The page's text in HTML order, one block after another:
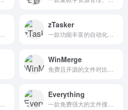
zTasker
WinMerge
Everything